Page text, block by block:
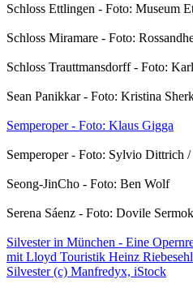
Schloss Ettlingen - Foto: Museum
Schloss Miramare - Foto:
Schloss Trauttmansdorff - Foto:
Sean Panikkar - Foto: Kristina
Semperoper - Foto: Klaus Gigga
Semperoper - Foto: Sylvio Dittrich
Seong-JinCho - Foto: Ben Wolf
Serena Sáenz - Foto: Dovile
Silvester in München - Eine
mit Lloyd Touristik Heinz
Silvester (c) Manfredyx, iStock